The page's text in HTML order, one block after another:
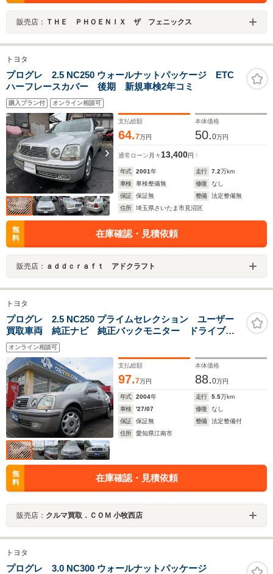
販売店： ＴＨＥ ＰＨＯＥＮＩＸ ザ フェニックス
トヨタ
プログレ 2.5 NC250 ウォールナットパッケージ ETC
ハーフレースカバー 後期 新規車検2年コミ
購入プラン付 オンライン相談可
支払総額
64.7万円
本体価格
50.0万円
通常ローン 月々 13,400円
年式 2001年 走行 7.2万km
車検
車検整備無 修復
なし
保証
保証無 整備
法定整備無
住所
埼玉県さいたま市見沼区
無
料
在庫確認・見積依頼
販売店： ａｄｄｃｒａｆｔ アドクラフト
トヨタ
プログレ 2.5 NC250 プライムセレクション ユーザー
買取車両 純正ナビ 純正バックモニター ドライブレ
コーダー 純正キーレス ウッドコンビステアリング
ETC
オンライン相談可
支払総額
97.7万円
本体価格
88.0万円
年式 2004年 走行 5.5万km
車検
'27/07 修復
なし
保証
保証無 整備
法定整備付
住所
愛知県江南市
無
料
在庫確認・見積依頼
販売店： クルマ買取．ＣＯＭ 小牧西店
トヨタ
プログレ 3.0 NC300 ウォールナットパッケージ